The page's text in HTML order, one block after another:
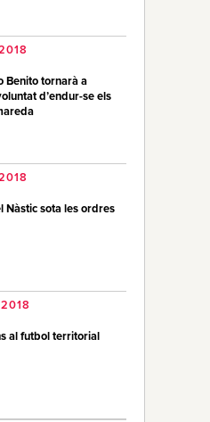
Benito tornarà a
d’endur-se els
Nàstic sota les ordres
al futbol territorial